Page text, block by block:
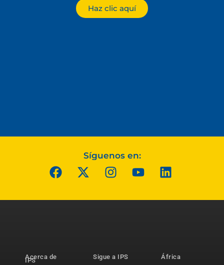
Haz clic aquí
Síguenos en:
Acerca de
IPS
Sigue a IPS
África